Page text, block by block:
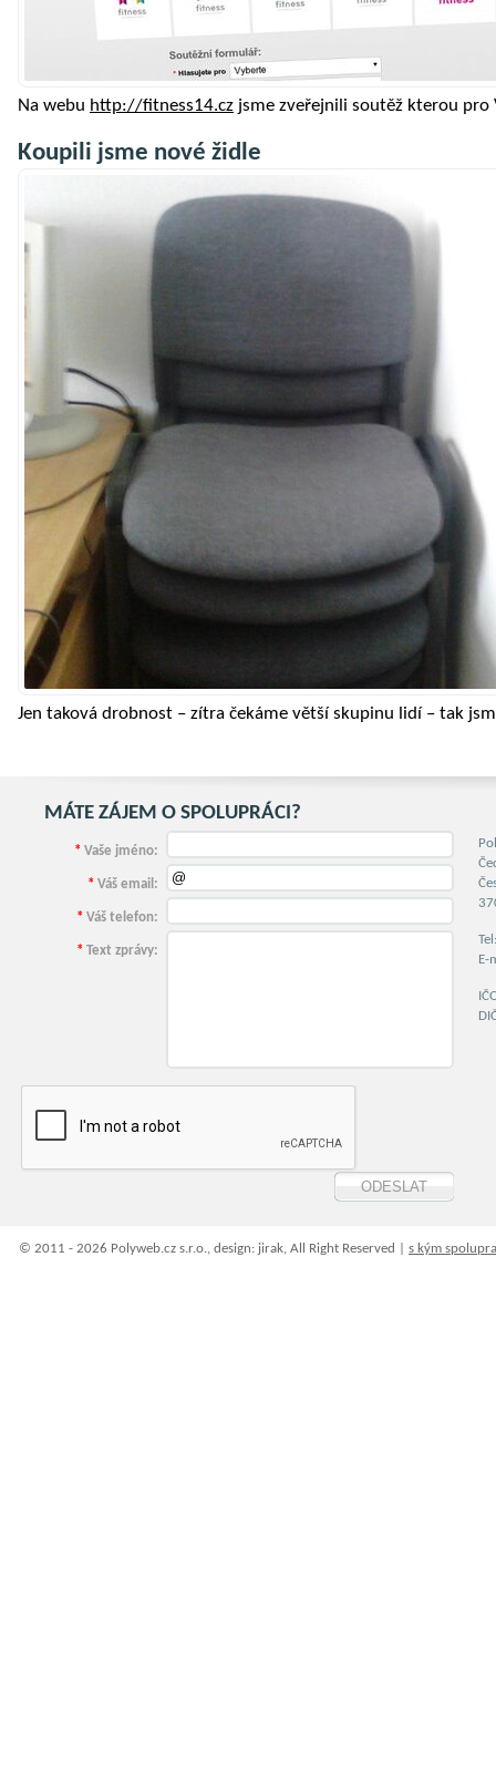
Na webu http://fitness14.cz jsme zveřejnili soutěž kterou pro
Koupili jsme nové židle
Jen taková drobnost – zítra čekáme větší skupinu lidí – tak
MÁTE ZÁJEM O SPOLUPRÁCI?
* Vaše jméno:
* Váš email:
* Váš telefon:
* Text zprávy:
E-
© 2011 - 2026 Polyweb.cz s.r.o., design: jirak, All Right Reserved | s kým